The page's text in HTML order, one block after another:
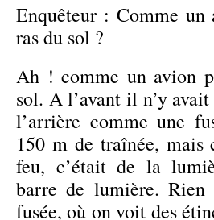
Enquêteur : Comme un
ras du sol ?
Ah ! comme un avion
sol. A l’avant il n’y
l’arrière comme une
150 m de traînée, mais
feu, c’était de la
barre de lumière.
fusée, où on voit des